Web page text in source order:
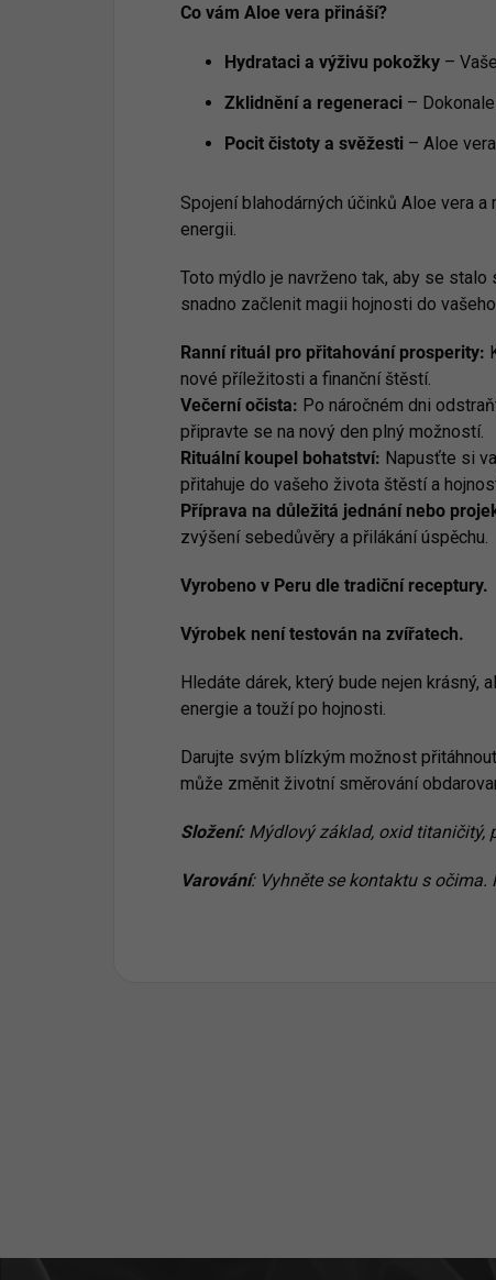
Co vám Aloe vera přináší?
Hydrataci a výživu pokožky –
Zklidnění a regeneraci –
Pocit čistoty a svěžesti – Aloe
Spojení blahodárných účinků Aloe vera
energii.
Toto mýdlo je navrženo tak, aby se
snadno začlenit magii hojnosti do
Ranní rituál pro přitahování prosperity:
nové příležitosti a finanční štěstí.
Večerní očista: Po náročném dni
připravte se na nový den plný možností.
Rituální koupel bohatství: Napusťte si
přitahuje do vašeho života štěstí a
Příprava na důležitá jednání nebo
zvýšení sebedůvěry a přilákání úspěchu.
Vyrobeno v Peru dle tradiční receptury.
Výrobek není testován na zvířatech.
Hledáte dárek, který bude nejen krásný,
energie a touží po hojnosti.
Darujte svým blízkým možnost
může změnit životní směrování
Složení:Mýdlový základ, oxid titaničitý,
Varování: Vyhněte se kontaktu s